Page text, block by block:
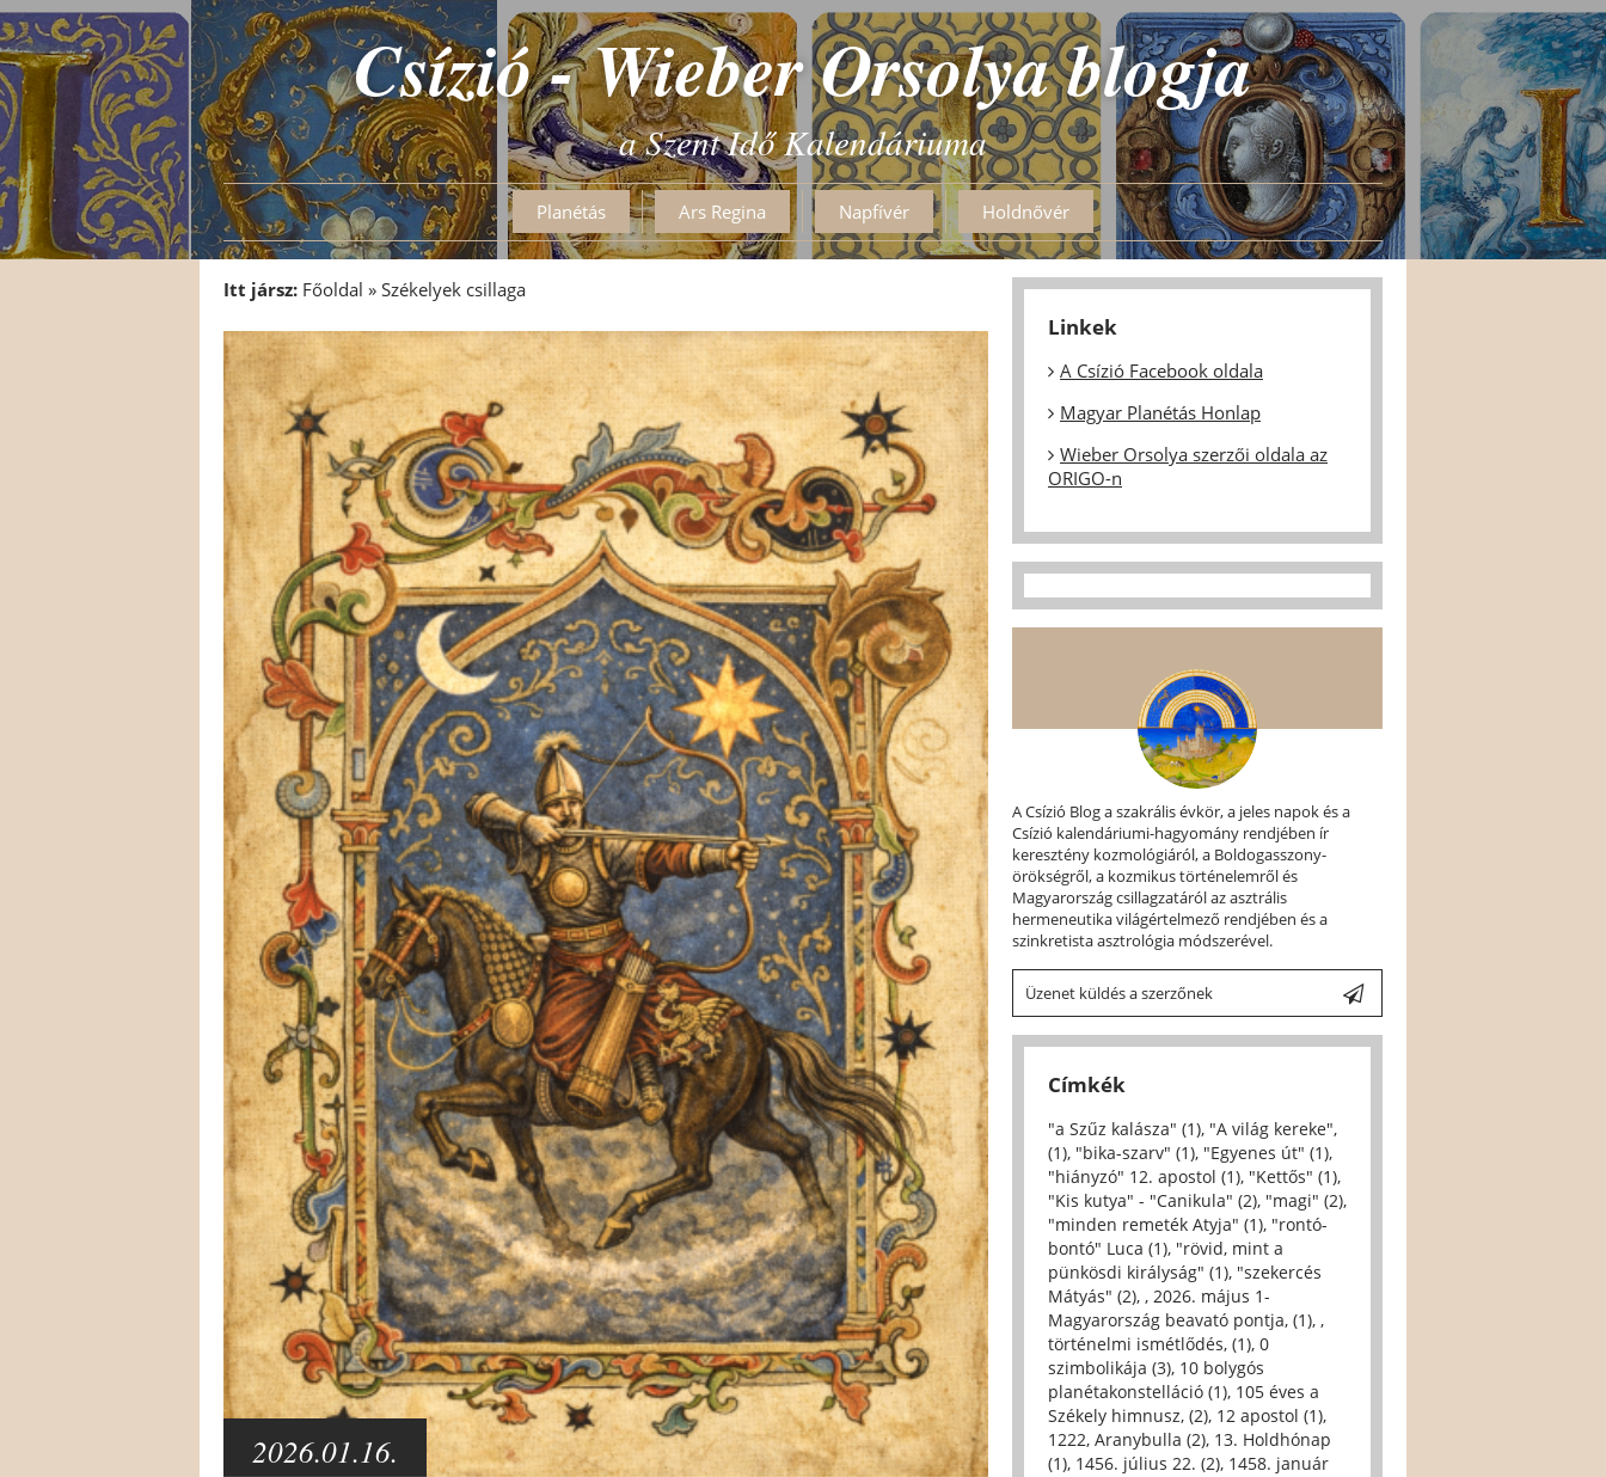
Csízió - Wieber Orsolya blogja
a Szent Idő Kalendáriuma
Planétás Ars Regina Napfívér Holdnővér
Itt jársz: Főoldal » Székelyek csillaga
2026.01.16.
Linkek
A Csízió Facebook oldala
Magyar Planétás Honlap
Wieber Orsolya szerzői oldala az
ORIGO-n
A Csízió Blog a szakrális évkör, a jeles napok és a
Csízió kalendáriumi-hagyomány rendjében ír
keresztény kozmológiáról, a Boldogasszony-
örökségről, a kozmikus történelemről és
Magyarország csillagzatáról az asztrális
hermeneutika világértelmező rendjében és a
szinkretista asztrológia módszerével.
Üzenet küldés a szerzőnek
Címkék
"a Szűz kalásza" (1), "A világ kereke",
(1), "bika-szarv" (1), "Egyenes út" (1),
"hiányzó" 12. apostol (1), "Kettős" (1),
"Kis kutya" - "Canikula" (2), "magi" (2),
"minden remeték Atyja" (1), "rontó-
bontó" Luca (1), "rövid, mint a
pünkösdi királyság" (1), "szekercés
Mátyás" (2), , 2026. május 1-
Magyarország beavató pontja, (1), ,
történelmi ismétlődés, (1), 0
szimbolikája (3), 10 bolygós
planétakonstelláció (1), 105 éves a
Székely himnusz, (2), 12 apostol (1),
1222, Aranybulla (2), 13. Holdhónap
(1), 1456. július 22. (2), 1458. január